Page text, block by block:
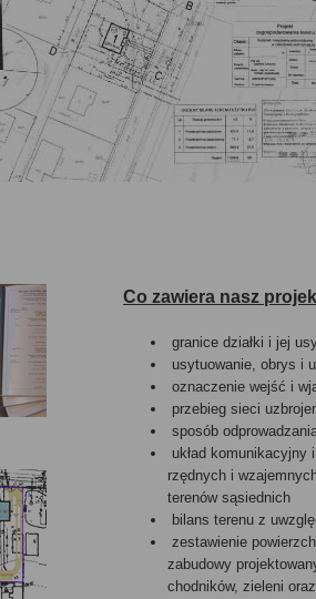
Co zawiera nasz
granice działki i jej
usytuowanie, obrys i
oznaczenie wejść i
przebieg sieci
sposób
układ komunikacyjny
rzędnych i
terenów sąsiednich
bilans terenu z
zestawienie
zabudowy
chodników, zieleni